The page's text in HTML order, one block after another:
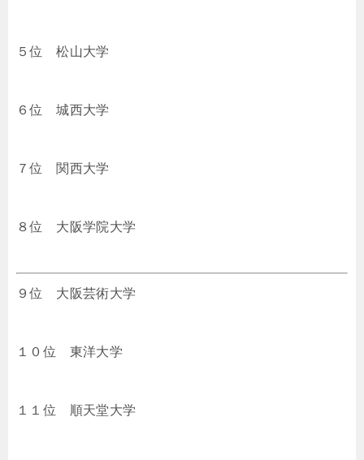
５位 松山大学
６位 城西大学
７位 関西大学
８位 大阪学院大学
９位 大阪芸術大学
１０位 東洋大学
１１位 順天堂大学